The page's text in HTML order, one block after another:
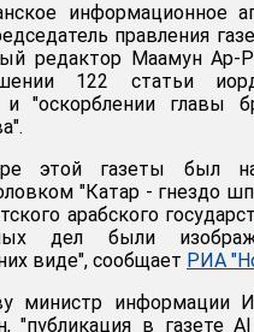
информационное
правления
редактор Маамун Ар-
122 статьи
и "оскорблении главы
этой газеты был
"Катар - гнездо
арабского
дел были
виде", сообщает РИА
министр информации
"публикация в газете